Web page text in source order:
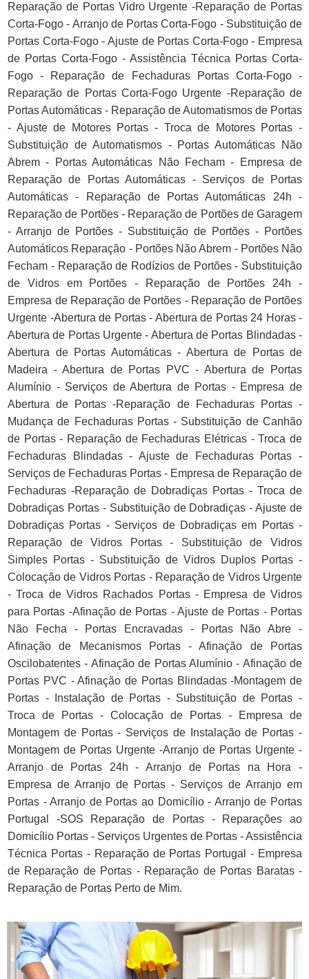
Reparação de Portas Vidro Urgente -Reparação de Portas
Corta-Fogo - Arranjo de Portas Corta-Fogo - Substituição de
Portas Corta-Fogo - Ajuste de Portas Corta-Fogo - Empresa
de Portas Corta-Fogo - Assistência Técnica Portas Corta-
Fogo - Reparação de Fechaduras Portas Corta-Fogo -
Reparação de Portas Corta-Fogo Urgente -Reparação de
Portas Automáticas - Reparação de Automatismos de Portas
- Ajuste de Motores Portas - Troca de Motores Portas -
Substituição de Automatismos - Portas Automáticas Não
Abrem - Portas Automáticas Não Fecham - Empresa de
Reparação de Portas Automáticas - Serviços de Portas
Automáticas - Reparação de Portas Automáticas 24h -
Reparação de Portões - Reparação de Portões de Garagem
- Arranjo de Portões - Substituição de Portões - Portões
Automáticos Reparação - Portões Não Abrem - Portões Não
Fecham - Reparação de Rodízios de Portões - Substituição
de Vidros em Portões - Reparação de Portões 24h -
Empresa de Reparação de Portões - Reparação de Portões
Urgente -Abertura de Portas - Abertura de Portas 24 Horas -
Abertura de Portas Urgente - Abertura de Portas Blindadas -
Abertura de Portas Automáticas - Abertura de Portas de
Madeira - Abertura de Portas PVC - Abertura de Portas
Alumínio - Serviços de Abertura de Portas - Empresa de
Abertura de Portas -Reparação de Fechaduras Portas -
Mudança de Fechaduras Portas - Substituição de Canhão
de Portas - Reparação de Fechaduras Elétricas - Troca de
Fechaduras Blindadas - Ajuste de Fechaduras Portas -
Serviços de Fechaduras Portas - Empresa de Reparação de
Fechaduras -Reparação de Dobradiças Portas - Troca de
Dobradiças Portas - Substituição de Dobradiças - Ajuste de
Dobradiças Portas - Serviços de Dobradiças em Portas -
Reparação de Vidros Portas - Substituição de Vidros
Simples Portas - Substituição de Vidros Duplos Portas -
Colocação de Vidros Portas - Reparação de Vidros Urgente
- Troca de Vidros Rachados Portas - Empresa de Vidros
para Portas -Afinação de Portas - Ajuste de Portas - Portas
Não Fecha - Portas Encravadas - Portas Não Abre -
Afinação de Mecanismos Portas - Afinação de Portas
Oscilobatentes - Afinação de Portas Alumínio - Afinação de
Portas PVC - Afinação de Portas Blindadas -Montagem de
Portas - Instalação de Portas - Substituição de Portas -
Troca de Portas - Colocação de Portas - Empresa de
Montagem de Portas - Serviços de Instalação de Portas -
Montagem de Portas Urgente -Arranjo de Portas Urgente -
Arranjo de Portas 24h - Arranjo de Portas na Hora -
Empresa de Arranjo de Portas - Serviços de Arranjo em
Portas - Arranjo de Portas ao Domicílio - Arranjo de Portas
Portugal -SOS Reparação de Portas - Reparações ao
Domicílio Portas - Serviços Urgentes de Portas - Assistência
Técnica Portas - Reparação de Portas Portugal - Empresa
de Reparação de Portas - Reparação de Portas Baratas -
Reparação de Portas Perto de Mim.